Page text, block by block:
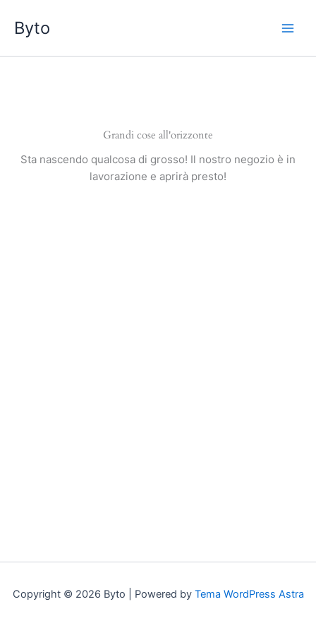
contenuto
Byto
Grandi cose all'orizzonte
Sta nascendo qualcosa di grosso! Il nostro negozio è in
lavorazione e aprirà presto!
Copyright © 2026 Byto | Powered by Tema WordPress Astra